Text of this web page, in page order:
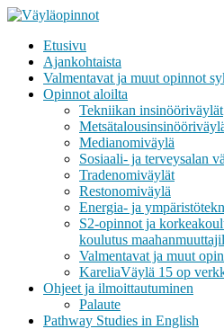
Skip
content
VÄYLÄOPINNOT
Etusivu
Ajankohtaista
Valmentavat ja muut opinnot
Opinnot aloilta
Tekniikan insinööriväylät
Medianomiväylä
Sosiaali- ja terveysalan
Tradenomiväylät
Restonomiväylä
Energia- ja
S2-opinnot ja
koulutus
Valmentavat ja muut
KareliaVäylä 15 op
Ohjeet ja ilmoittautuminen
Palaute
Pathway Studies in English